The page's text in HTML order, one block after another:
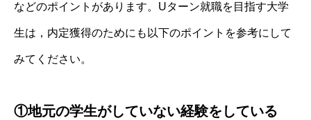
などのポイントがあります。Uターン就職を目指す大学
生は，内定獲得のためにも以下のポイントを参考にして
みてください。
①地元の学生がしていない経験をしている